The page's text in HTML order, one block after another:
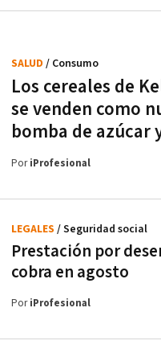
Los cereales de
se venden como
bomba de azúcar
SALUD / Consumo
PoriProfesional
Prestación por
cobra en agosto
LEGALES / Seguridad social
PoriProfesional